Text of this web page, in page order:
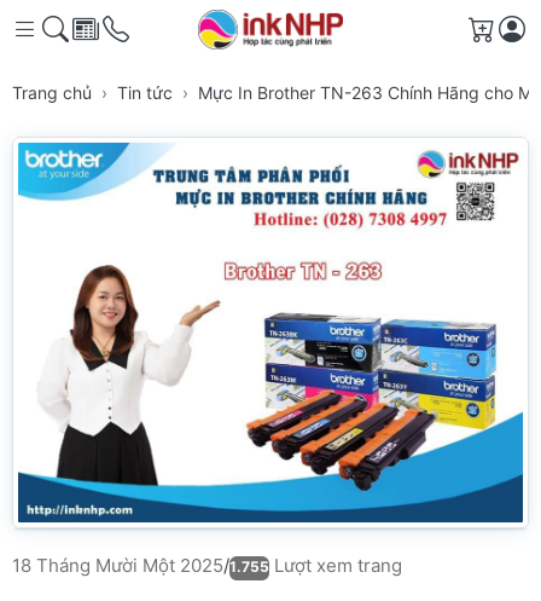
Giỏ
Trang chủ Tin tức Mực In Brother TN-263 Chính Hãng cho
18 Tháng Mười Một 2025/1.755 Lượt xem trang